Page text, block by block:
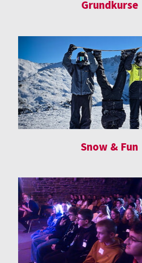
Grundkurse
Snow & Fun